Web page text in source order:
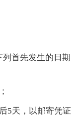
首先发生的日期
5天，以邮寄凭证